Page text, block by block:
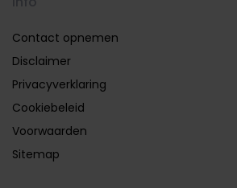
Contact opnemen
Disclaimer
Privacyverklaring
Cookiebeleid
Voorwaarden
Sitemap